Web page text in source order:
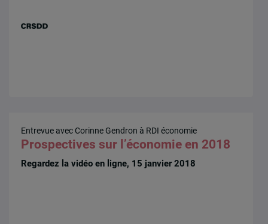
Entrevue avec Corinne Gendron à RDI économie
Prospectives sur l’économie en 2018
Regardez la vidéo en ligne, 15 janvier 2018